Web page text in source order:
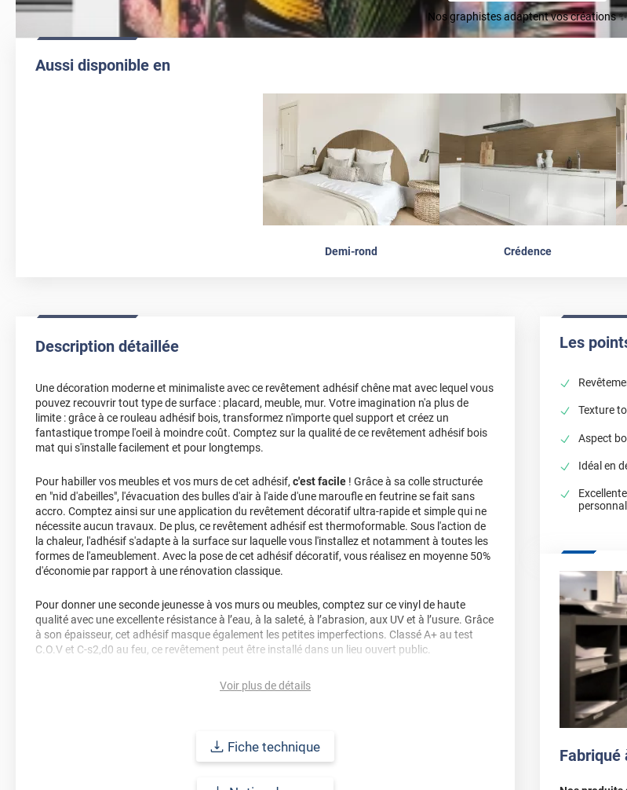
Nos graphistes adaptent vos créations ✨
Aussi disponible en
Demi-rond Crédence
Description détaillée
Une décoration moderne et minimaliste avec ce revêtement adhésif chêne mat avec lequel vous
pouvez recouvrir tout type de surface : placard, meuble, mur. Votre imagination n'a plus de
limite : grâce à ce rouleau adhésif bois, transformez n'importe quel support et créez un
fantastique trompe l'oeil à moindre coût. Comptez sur la qualité de ce revêtement adhésif bois
mat qui s'installe facilement et pour longtemps.
Pour habiller vos meubles et vos murs de cet adhésif, c'est facile ! Grâce à sa colle structurée
en "nid d'abeilles", l'évacuation des bulles d'air à l'aide d'une maroufle en feutrine se fait sans
accro. Comptez ainsi sur une application du revêtement décoratif ultra-rapide et simple qui ne
nécessite aucun travaux. De plus, ce revêtement adhésif est thermoformable. Sous l'action de
la chaleur, l'adhésif s'adapte à la surface sur laquelle vous l'installez et notamment à toutes les
formes de l'ameublement. Avec la pose de cet adhésif décoratif, vous réalisez en moyenne 50%
d'économie par rapport à une rénovation classique.
Pour donner une seconde jeunesse à vos murs ou meubles, comptez sur ce vinyl de haute
qualité avec une excellente résistance à l’eau, à la saleté, à l’abrasion, aux UV et à l’usure. Grâce
à son épaisseur, cet adhésif masque également les petites imperfections. Classé A+ au test
C.O.V et C-s2,d0 au feu, ce revêtement peut être installé dans un lieu ouvert public.
: 10 ans en pose intérieur (anti craquèlement, écaillage, délamination et
faire une demande d'échantillons gratuite.
Voir plus de détails
Fiche technique
Les
Texture
Aspect
Idéal en
Fabriqué